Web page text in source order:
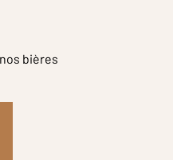
bières